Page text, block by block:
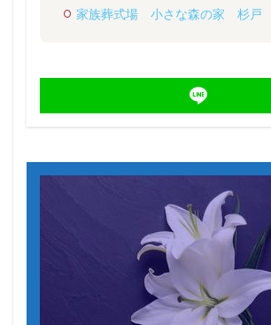
家族葬式場 小さな森の家 杉戸